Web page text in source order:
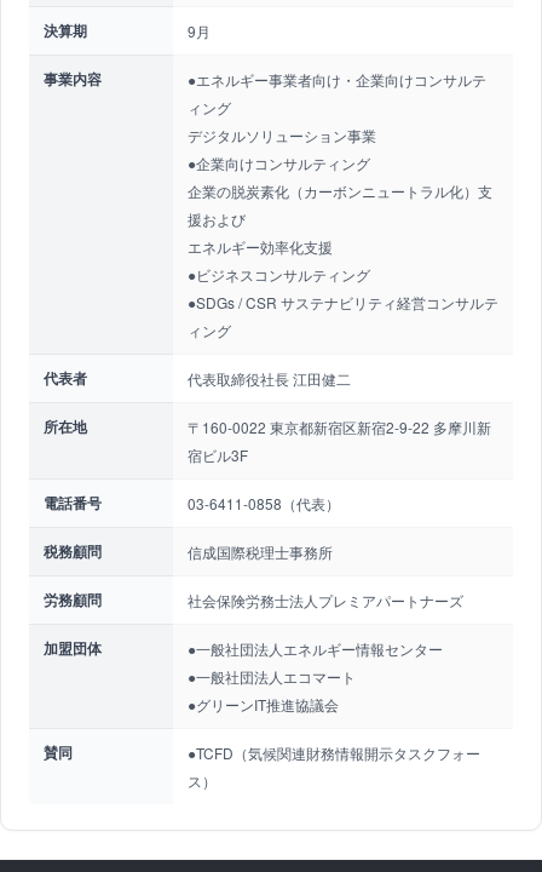
決算期 9月
事業内容
●エネルギー事業者向け・企業向けコンサルテ
ィング
デジタルソリューション事業
●企業向けコンサルティング
企業の脱炭素化（カーボンニュートラル化）支
援および
エネルギー効率化支援
●ビジネスコンサルティング
●SDGs / CSR サステナビリティ経営コンサルテ
ィング
代表者 代表取締役社長 江田健二
所在地
〒160-0022 東京都新宿区新宿2-9-22 多摩川新
宿ビル3F
電話番号 03-6411-0858（代表）
税務顧問 信成国際税理士事務所
労務顧問 社会保険労務士法人プレミアパートナーズ
加盟団体
●一般社団法人エネルギー情報センター
●一般社団法人エコマート
●グリーンIT推進協議会
賛同
●TCFD（気候関連財務情報開示タスクフォー
ス）